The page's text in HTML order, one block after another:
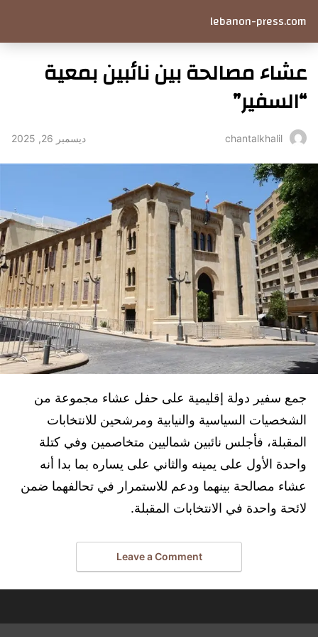
lebanon-press.com
عشاء مصالحة بين نائبين بمعية
“السفير”
chantalkhalil ديسمبر 26, 2025
جمع سفير دولة إقليمية على حفل عشاء مجموعة من
الشخصيات السياسية والنيابية ومرشحين للانتخابات
المقبلة، فأجلس نائبين شماليين متخاصمين وفي كتلة
واحدة الأول على يمينه والثاني على يساره بما بدا أنه
عشاء مصالحة بينهما ودعم للاستمرار في تحالفهما ضمن
لائحة واحدة في الانتخابات المقبلة.
Leave a Comment